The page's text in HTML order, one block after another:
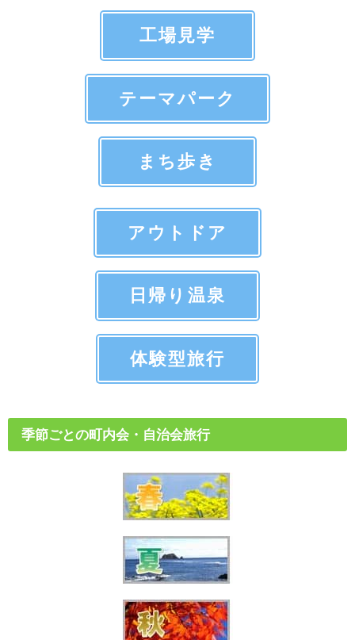
工場見学
テーマパーク
まち歩き
アウトドア
日帰り温泉
体験型旅行
季節ごとの町内会・自治会旅行